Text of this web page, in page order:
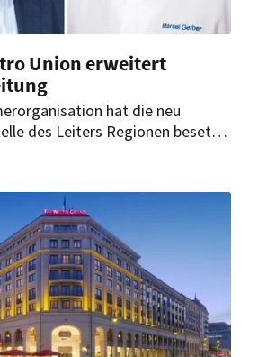
Union erweitert
hat die neu
des Leiters Regionen besetzt.